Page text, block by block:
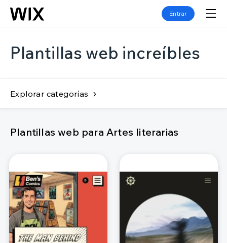
Entrar
Plantillas web increíbles
Explorar categorías
Plantillas web para Artes literarias